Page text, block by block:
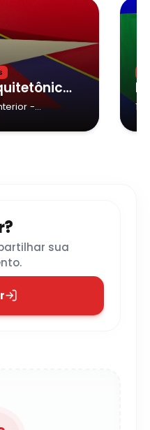
Expografia arquitetônica aproxima artistas concretos e contemporâneos na DAN Galeria Interior
-
sua